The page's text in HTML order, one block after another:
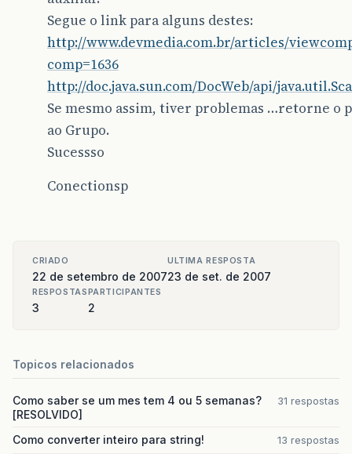
Segue o link para alguns destes:
http://www.devmedia.com.br/articles/
comp=1636
http://doc.java.sun.com/DocWeb/api/
Se mesmo assim, tiver problemas …retorne o
ao Grupo.
Sucessso
Conectionsp
CRIADO
22 de setembro de 2007
ULTIMA RESPOSTA
23 de set. de 2007
RESPOSTAS
3
PARTICIPANTES
2
Topicos relacionados
Como saber se um mes tem 4 ou 5 semanas?
[RESOLVIDO]
31 respostas
Como converter inteiro para string! 13 respostas